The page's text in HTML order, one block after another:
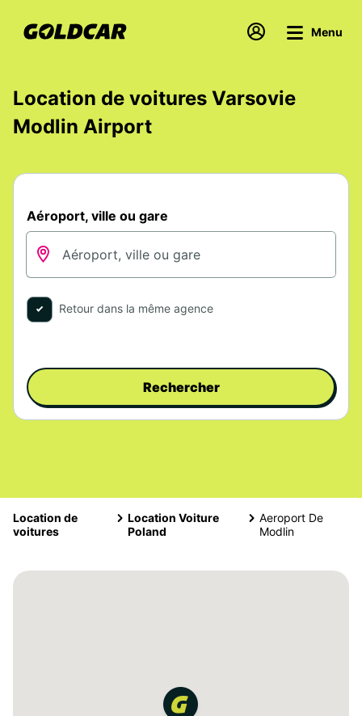
Menu
Location de voitures Varsovie
Modlin Airport
Aéroport, ville ou gare
Retour dans la même agence
Rechercher
Location de
voitures
Location Voiture
Poland
Aeroport De
Modlin